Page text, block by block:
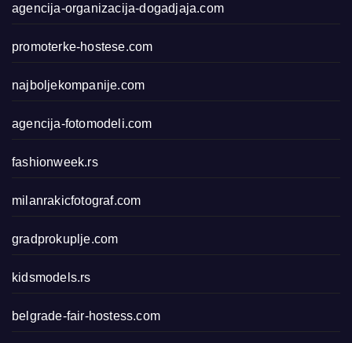
agencija-organizacija-dogadjaja.com
promoterke-hostese.com
najboljekompanije.com
agencija-fotomodeli.com
fashionweek.rs
milanrakicfotograf.com
gradprokuplje.com
kidsmodels.rs
belgrade-fair-hostess.com